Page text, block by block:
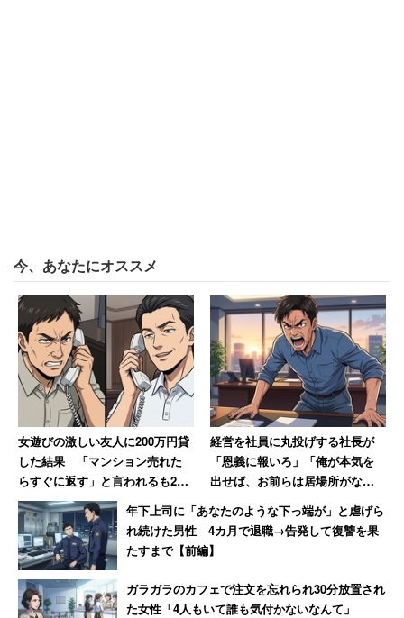
（33％）、「評価に納得できない」（26％）、「社内で
希望する部署・仕事に異動できない」「仕事の進め方が合
わない」（同15％）と続く。
今、あなたにオススメ
女遊びの激しい友人に200万円貸
した結果 「マンション売れた
らすぐに返す」と言われるも20
年間踏み倒され続ける→絶縁
経営を社員に丸投げする社長が
「恩義に報いろ」「俺が本気を
出せば、お前らは居場所がなく
なる」発言 激怒した男性、社
長を罵倒して退職【後編】
年下上司に「あなたのような下っ端が」と虐げら
れ続けた男性 4カ月で退職→告発して復讐を果
たすまで【前編】
ガラガラのカフェで注文を忘れられ30分放置され
た女性「4人もいて誰も気付かないなんて」